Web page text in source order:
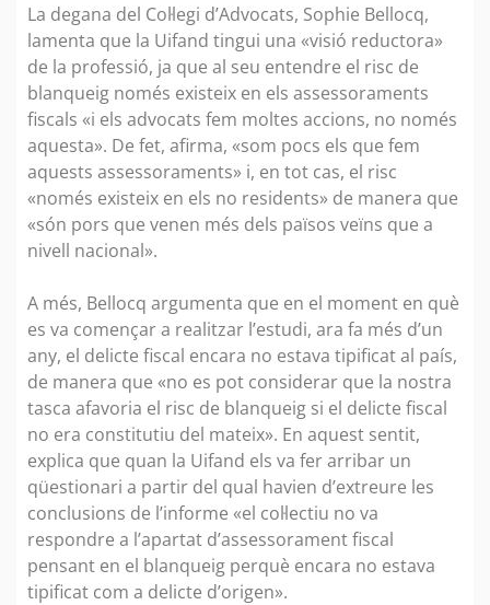
La degana del Col·legi d’Advocats, Sophie Bellocq,
lamenta que la Uifand tingui una «visió reductora»
de la professió, ja que al seu entendre el risc de
blanqueig només existeix en els assessoraments
fiscals «i els advocats fem moltes accions, no només
aquesta». De fet, afirma, «som pocs els que fem
aquests assessoraments» i, en tot cas, el risc
«només existeix en els no residents» de manera que
«són pors que venen més dels països veïns que a
nivell nacional».
A més, Bellocq argumenta que en el moment en què
es va començar a realitzar l’estudi, ara fa més d’un
any, el delicte fiscal encara no estava tipificat al país,
de manera que «no es pot considerar que la nostra
tasca afavoria el risc de blanqueig si el delicte fiscal
no era constitutiu del mateix». En aquest sentit,
explica que quan la Uifand els va fer arribar un
qüestionari a partir del qual havien d’extreure les
conclusions de l’informe «el col·lectiu no va
respondre a l’apartat d’assessorament fiscal
pensant en el blanqueig perquè encara no estava
tipificat com a delicte d’origen».